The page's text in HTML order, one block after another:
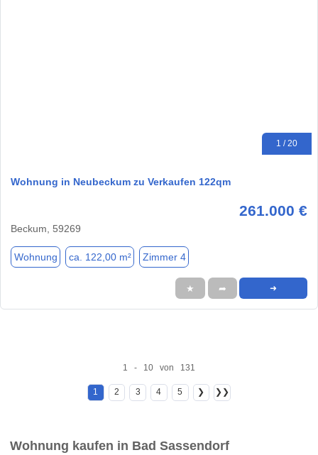
1 / 20
Wohnung in Neubeckum zu Verkaufen 122qm
261.000 €
Beckum, 59269
Wohnung ca. 122,00 m² Zimmer 4
★ ➦ ➜
1 - 10 von 131
1 2 3 4 5 ❯ ❯❯
Wohnung kaufen in Bad Sassendorf